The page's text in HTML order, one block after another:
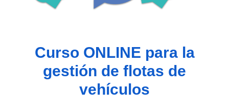
Curso ONLINE para la
gestión de flotas de
vehículos